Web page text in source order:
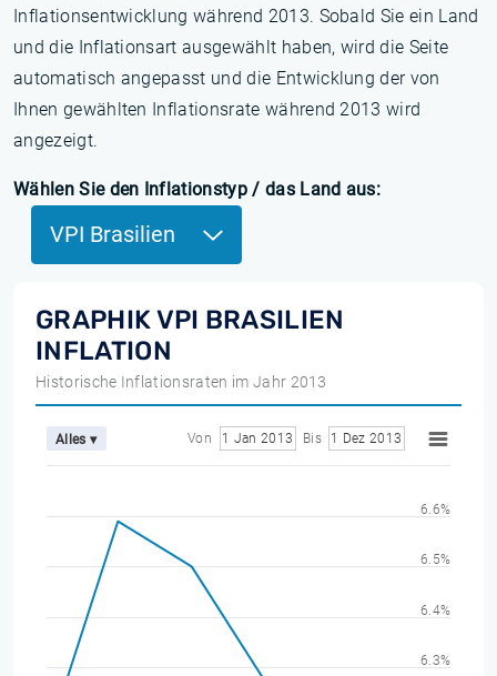
Inflationsentwicklung während 2013. Sobald Sie ein Land
und die Inflationsart ausgewählt haben, wird die Seite
automatisch angepasst und die Entwicklung der von
Ihnen gewählten Inflationsrate während 2013 wird
angezeigt.
Wählen Sie den Inflationstyp / das Land aus:
VPI Brasilien
GRAPHIK VPI BRASILIEN
INFLATION
Historische Inflationsraten im Jahr 2013
Alles ▾ Von 1 Jan 2013 Bis 1 Dez 2013
6.3%
6.4%
6.5%
6.6%